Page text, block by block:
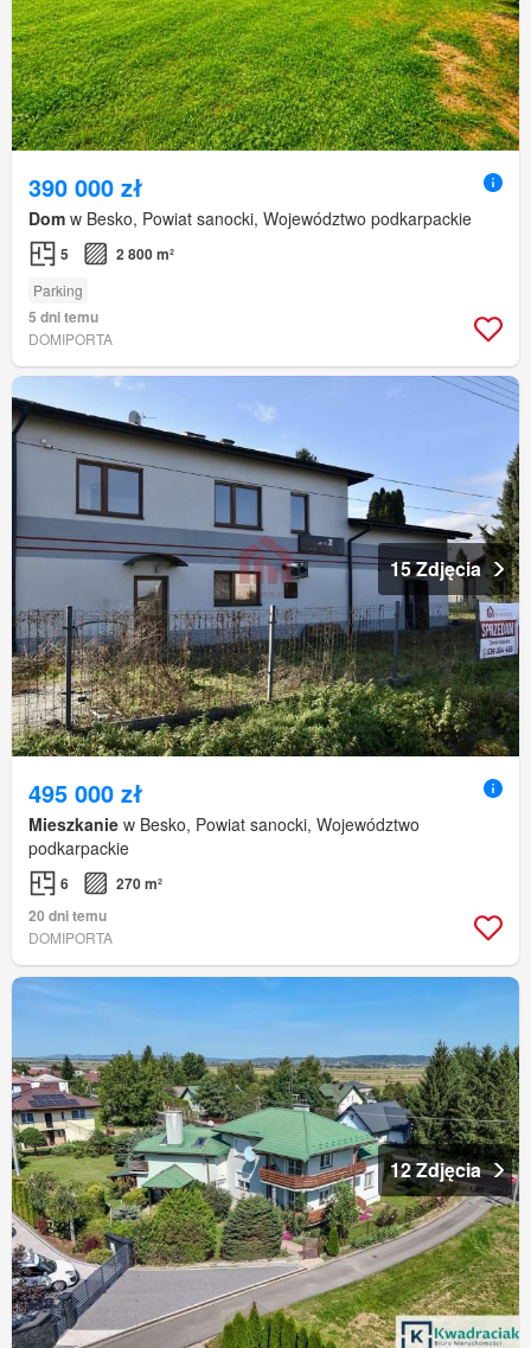
390 000 zł
Dom w Besko, Powiat sanocki, Województwo podkarpackie
5 2 800 m²
Parking
5 dni temu
DOMIPORTA
15 Zdjęcia
495 000 zł
Mieszkanie w Besko, Powiat sanocki, Województwo
podkarpackie
6
270 m²
20 dni temu
DOMIPORTA
12 Zdjęcia